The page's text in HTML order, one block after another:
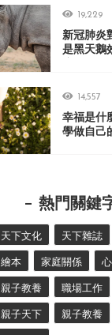
19,229
新冠肺炎
是黑天鵝
14,557
幸福是什
學做自己
熱門關鍵
天下文化 天下雜誌
繪本 家庭關係
親子教養 職場工作
親子天下 親子教養